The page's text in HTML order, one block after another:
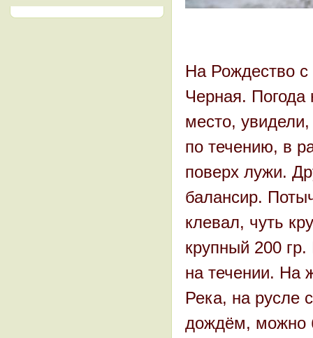
На Рождество с
Черная. Погода
место,
по течению, в
поверх лужи.
балансир.
клевал, чуть
крупный 200
на течении. На
Река, на русле
дождём, можно